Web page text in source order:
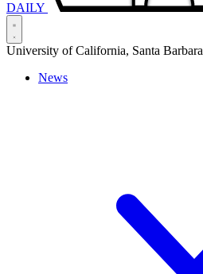
DAILY
University of California, Santa Barbara
News